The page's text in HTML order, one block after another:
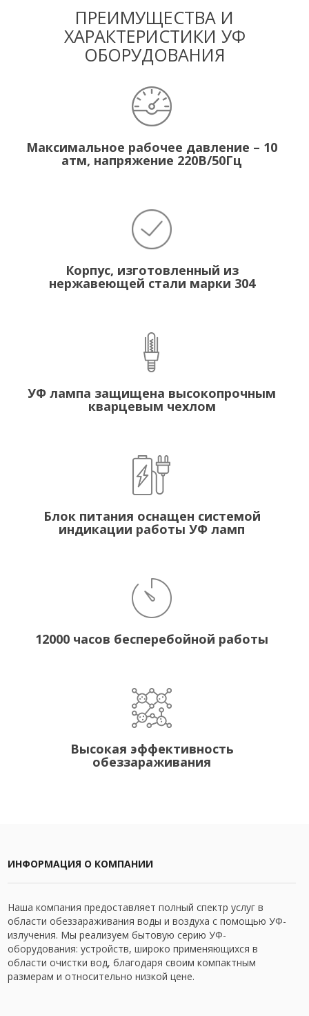
ПРЕИМУЩЕСТВА И
ХАРАКТЕРИСТИКИ УФ
ОБОРУДОВАНИЯ
Максимальное рабочее давление – 10
атм, напряжение 220В/50Гц
Корпус, изготовленный из
нержавеющей стали марки 304
УФ лампа защищена высокопрочным
кварцевым чехлом
Блок питания оснащен системой
индикации работы УФ ламп
12000 часов бесперебойной работы
Высокая эффективность
обеззараживания
ИНФОРМАЦИЯ О КОМПАНИИ
Наша компания предоставляет полный спектр услуг в
области обеззараживания воды и воздуха с помощью УФ-
излучения. Мы реализуем бытовую серию УФ-
оборудования: устройств, широко применяющихся в
области очистки вод, благодаря своим компактным
размерам и относительно низкой цене.